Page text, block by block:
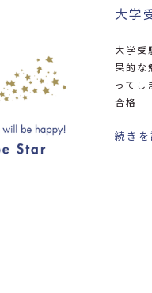
大学
大学受
果的な
ってし
合格
続きを